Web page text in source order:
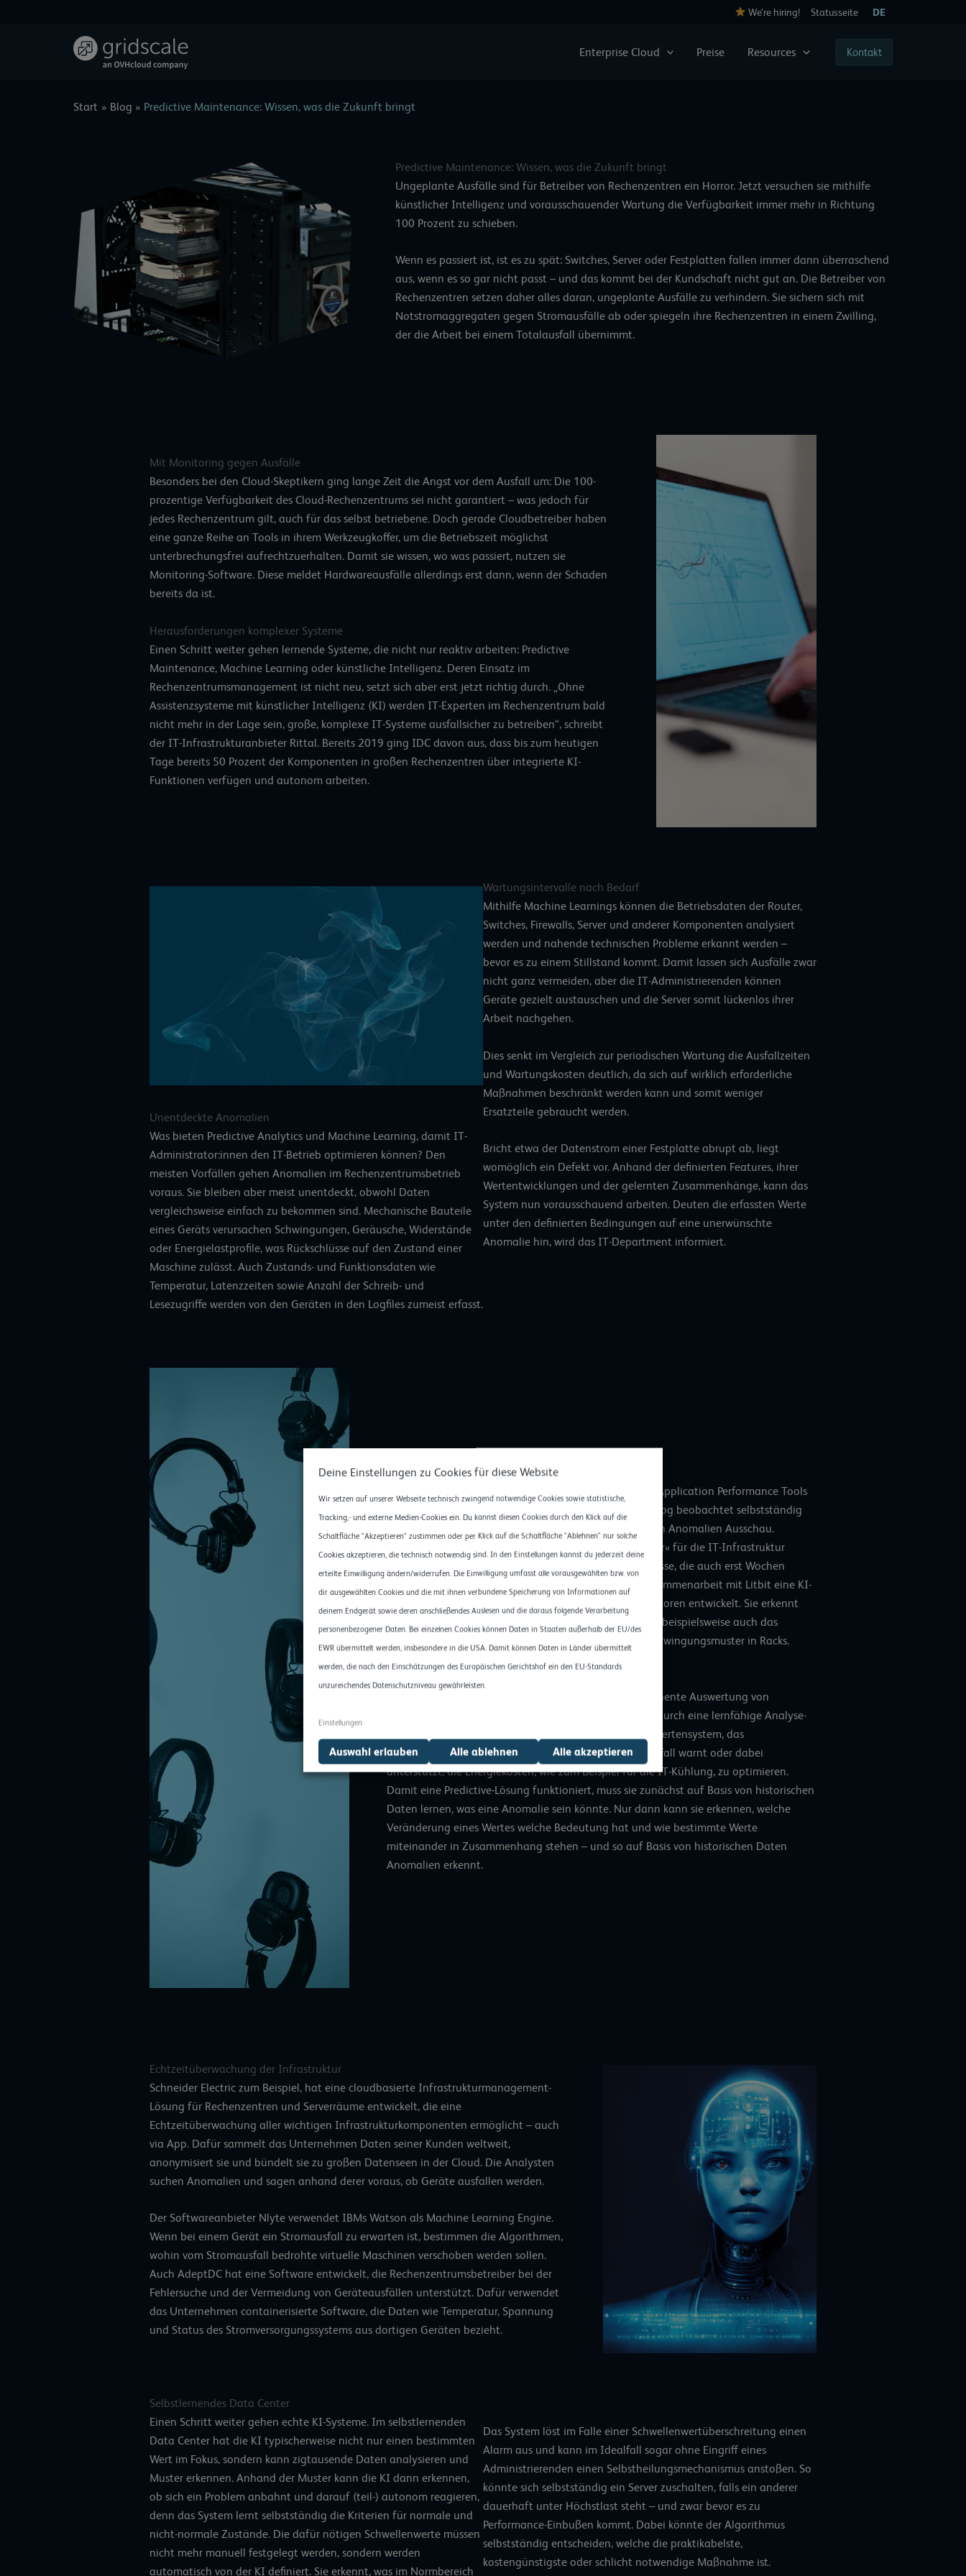
We’re hiring! Statusseite DE
Enterprise Cloud Preise Resources Kontakt
Start Blog Predictive Maintenance: Wissen, was die Zukunft bringt
Predictive Maintenance: Wissen, was die Zukunft bringt
Ungeplante Ausfälle sind für Betreiber von Rechenzentren ein Horror. Jetzt versuchen sie mithilfe
künstlicher Intelligenz und vorausschauender Wartung die Verfügbarkeit immer mehr in Richtung
100 Prozent zu schieben.
Wenn es passiert ist, ist es zu spät: Switches, Server oder Festplatten fallen immer dann überraschend
aus, wenn es so gar nicht passt – und das kommt bei der Kundschaft nicht gut an. Die Betreiber von
Rechenzentren setzen daher alles daran, ungeplante Ausfälle zu verhindern. Sie sichern sich mit
Notstromaggregaten gegen Stromausfälle ab oder spiegeln ihre Rechenzentren in einem Zwilling,
der die Arbeit bei einem Totalausfall übernimmt.
Mit Monitoring gegen Ausfälle
Besonders bei den Cloud-Skeptikern ging lange Zeit die Angst vor dem Ausfall um: Die 100-
prozentige Verfügbarkeit des Cloud-Rechenzentrums sei nicht garantiert – was jedoch für
jedes Rechenzentrum gilt, auch für das selbst betriebene. Doch gerade Cloudbetreiber haben
eine ganze Reihe an Tools in ihrem Werkzeugkoffer, um die Betriebszeit möglichst
unterbrechungsfrei aufrechtzuerhalten. Damit sie wissen, wo was passiert, nutzen sie
Monitoring-Software. Diese meldet Hardwareausfälle allerdings erst dann, wenn der Schaden
bereits da ist.
Herausforderungen komplexer Systeme
Einen Schritt weiter gehen lernende Systeme, die nicht nur reaktiv arbeiten: Predictive
Maintenance, Machine Learning oder künstliche Intelligenz. Deren Einsatz im
Rechenzentrumsmanagement ist nicht neu, setzt sich aber erst jetzt richtig durch. „Ohne
Assistenzsysteme mit künstlicher Intelligenz (KI) werden IT-Experten im Rechenzentrum bald
nicht mehr in der Lage sein, große, komplexe IT-Systeme ausfallsicher zu betreiben“, schreibt
der IT-Infrastrukturanbieter Rittal. Bereits 2019 ging IDC davon aus, dass bis zum heutigen
Tage bereits 50 Prozent der Komponenten in großen Rechenzentren über integrierte KI-
Funktionen verfügen und autonom arbeiten.
Unentdeckte Anomalien
Was bieten Predictive Analytics und Machine Learning, damit IT-
Administrator:innen den IT-Betrieb optimieren können? Den
meisten Vorfällen gehen Anomalien im Rechenzentrumsbetrieb
voraus. Sie bleiben aber meist unentdeckt, obwohl Daten
vergleichsweise einfach zu bekommen sind. Mechanische Bauteile
eines Geräts verursachen Schwingungen, Geräusche, Widerstände
oder Energielastprofile, was Rückschlüsse auf den Zustand einer
Maschine zulässt. Auch Zustands- und Funktionsdaten wie
Temperatur, Latenzzeiten sowie Anzahl der Schreib- und
Lesezugriffe werden von den Geräten in den Logfiles zumeist erfasst.
Wartungsintervalle nach Bedarf
Mithilfe Machine Learnings können die Betriebsdaten der Router,
Switches, Firewalls, Server und anderer Komponenten analysiert
werden und nahende technischen Probleme erkannt werden –
bevor es zu einem Stillstand kommt. Damit lassen sich Ausfälle zwar
nicht ganz vermeiden, aber die IT-Administrierenden können
Geräte gezielt austauschen und die Server somit lückenlos ihrer
Arbeit nachgehen.
Dies senkt im Vergleich zur periodischen Wartung die Ausfallzeiten
und Wartungskosten deutlich, da sich auf wirklich erforderliche
Maßnahmen beschränkt werden kann und somit weniger
Ersatzteile gebraucht werden.
Bricht etwa der Datenstrom einer Festplatte abrupt ab, liegt
womöglich ein Defekt vor. Anhand der definierten Features, ihrer
Wertentwicklungen und der gelernten Zusammenhänge, kann das
System nun vorausschauend arbeiten. Deuten die erfassten Werte
unter den definierten Bedingungen auf eine unerwünschte
Anomalie hin, wird das IT-Department informiert.
Klangmuster verraten Anomalien
klassischen Application Performance Tools
Intelligenz einzuimpfen. Einige Beispiele: Watchdog beobachtet selbstständig
das gesamte Netz und alle Anwendungen und hält nach Anomalien Ausschau.
hat ein Forecast-Modul als »Predictive Desaster« für die IT-Infrastruktur
entwickelt. Die Vorwarnungen beziehen sich auf Ereignisse, die auch erst Wochen
später auftreten könnten. Root Data Center hat in Zusammenarbeit mit Litbit eine KI-
basierte Lösung zur Überwachung von Notstromgeneratoren entwickelt. Sie erkennt
Anomalien auf Basis ihrer Klang- und Vibrationsmuster, beispielsweise auch das
Geräusch fehlerhafter Netzteile und problematische Schwingungsmuster in Racks.
Grundlage für solche Predictive-Lösungen ist die permanente Auswertung von
Sensordaten der Server, Festplatten, Racks und Logfiles durch eine lernfähige Analyse-
Software. Auf Dauer entsteht so ein intelligentes IT-Expertensystem, das
vorausschauend eine Wartung empfiehlt, vor einem Ausfall warnt oder dabei
unterstützt, die Energiekosten, wie zum Beispiel für die IT-Kühlung, zu optimieren.
Damit eine Predictive-Lösung funktioniert, muss sie zunächst auf Basis von historischen
Daten lernen, was eine Anomalie sein könnte. Nur dann kann sie erkennen, welche
Veränderung eines Wertes welche Bedeutung hat und wie bestimmte Werte
miteinander in Zusammenhang stehen – und so auf Basis von historischen Daten
Anomalien erkennt.
Echtzeitüberwachung der Infrastruktur
Schneider Electric zum Beispiel, hat eine cloudbasierte Infrastrukturmanagement-
Lösung für Rechenzentren und Serverräume entwickelt, die eine
Echtzeitüberwachung aller wichtigen Infrastrukturkomponenten ermöglicht – auch
via App. Dafür sammelt das Unternehmen Daten seiner Kunden weltweit,
anonymisiert sie und bündelt sie zu großen Datenseen in der Cloud. Die Analysten
suchen Anomalien und sagen anhand derer voraus, ob Geräte ausfallen werden.
Der Softwareanbieter Nlyte verwendet IBMs Watson als Machine Learning Engine.
Wenn bei einem Gerät ein Stromausfall zu erwarten ist, bestimmen die Algorithmen,
wohin vom Stromausfall bedrohte virtuelle Maschinen verschoben werden sollen.
Auch AdeptDC hat eine Software entwickelt, die Rechenzentrumsbetreiber bei der
Fehlersuche und der Vermeidung von Geräteausfällen unterstützt. Dafür verwendet
das Unternehmen containerisierte Software, die Daten wie Temperatur, Spannung
und Status des Stromversorgungssystems aus dortigen Geräten bezieht.
Selbstlernendes Data Center
Einen Schritt weiter gehen echte KI-Systeme. Im selbstlernenden
Data Center hat die KI typischerweise nicht nur einen bestimmten
Wert im Fokus, sondern kann zigtausende Daten analysieren und
Muster erkennen. Anhand der Muster kann die KI dann erkennen,
ob sich ein Problem anbahnt und darauf (teil-) autonom reagieren,
denn das System lernt selbstständig die Kriterien für normale und
nicht-normale Zustände. Die dafür nötigen Schwellenwerte müssen
nicht mehr manuell festgelegt werden, sondern werden
automatisch von der KI definiert. Sie erkennt, was im Normbereich
Das System löst im Falle einer Schwellenwertüberschreitung einen
Alarm aus und kann im Idealfall sogar ohne Eingriff eines
Administrierenden einen Selbstheilungsmechanismus anstoßen. So
könnte sich selbstständig ein Server zuschalten, falls ein anderer
dauerhaft unter Höchstlast steht – und zwar bevor es zu
Performance-Einbußen kommt. Dabei könnte der Algorithmus
selbstständig entscheiden, welche die praktikabelste,
kostengünstigste oder schlicht notwendige Maßnahme ist.
Deine Einstellungen zu Cookies für diese Website
Wir setzen auf unserer Webseite technisch zwingend notwendige Cookies sowie statistische,
Tracking,- und externe Medien-Cookies ein. Du kannst diesen Cookies durch den Klick auf die
Schaltfläche "Akzeptieren" zustimmen oder per Klick auf die Schaltfläche "Ablehnen" nur solche
Cookies akzeptieren, die technisch notwendig sind. In den Einstellungen kannst du jederzeit deine
erteilte Einwilligung ändern/widerrufen. Die Einwilligung umfasst alle vorausgewählten bzw. von
dir ausgewählten Cookies und die mit ihnen verbundene Speicherung von Informationen auf
deinem Endgerät sowie deren anschließendes Auslesen und die daraus folgende Verarbeitung
personenbezogener Daten. Bei einzelnen Cookies können Daten in Staaten außerhalb der EU/des
EWR übermittelt werden, insbesondere in die USA. Damit können Daten in Länder übermittelt
werden, die nach den Einschätzungen des Europäischen Gerichtshof ein den EU-Standards
unzureichendes Datenschutzniveau gewährleisten.
Einstellungen
Auswahl erlauben Alle ablehnen Alle akzeptieren